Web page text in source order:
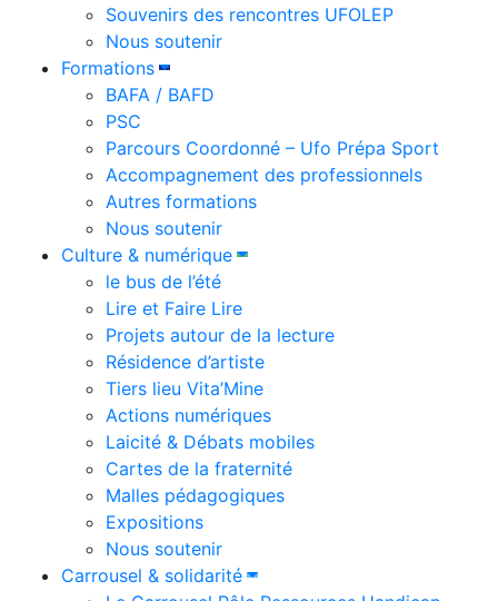
Souvenirs des rencontres UFOLEP
Nous soutenir
Formations
BAFA / BAFD
PSC
Parcours Coordonné – Ufo Prépa Sport
Accompagnement des professionnels
Autres formations
Nous soutenir
Culture & numérique
le bus de l’été
Lire et Faire Lire
Projets autour de la lecture
Résidence d’artiste
Tiers lieu Vita’Mine
Actions numériques
Laicité & Débats mobiles
Cartes de la fraternité
Malles pédagogiques
Expositions
Nous soutenir
Carrousel & solidarité